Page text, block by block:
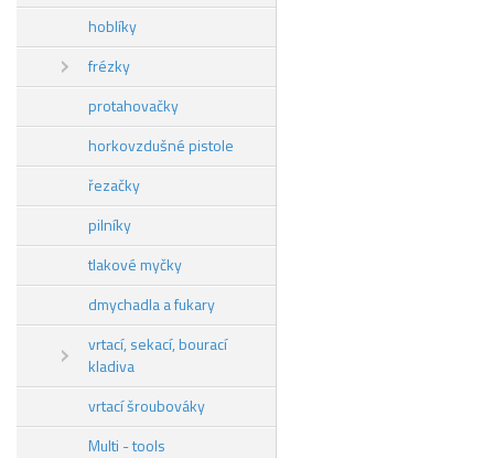
hoblíky
frézky
protahovačky
horkovzdušné pistole
řezačky
pilníky
tlakové myčky
dmychadla a fukary
vrtací, sekací, bourací
kladiva
vrtací šroubováky
Multi - tools